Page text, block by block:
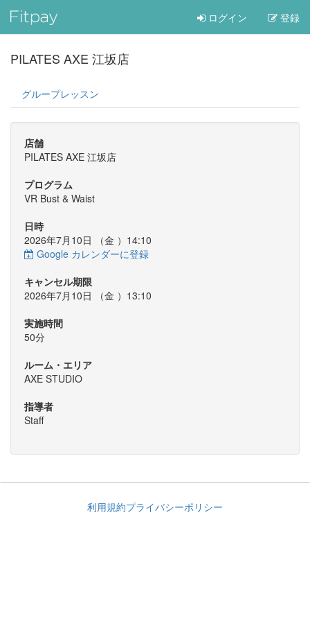
ログイン 登録
PILATES AXE 江坂店
グループレッスン
店舗
PILATES AXE 江坂店
プログラム
VR Bust & Waist
日時
2026年7月10日 （金 ）14:10
Google カレンダーに登録
キャンセル期限
2026年7月10日 （金 ）13:10
実施時間
50分
ルーム・エリア
AXE STUDIO
指導者
Staff
利用規約プライバシーポリシー